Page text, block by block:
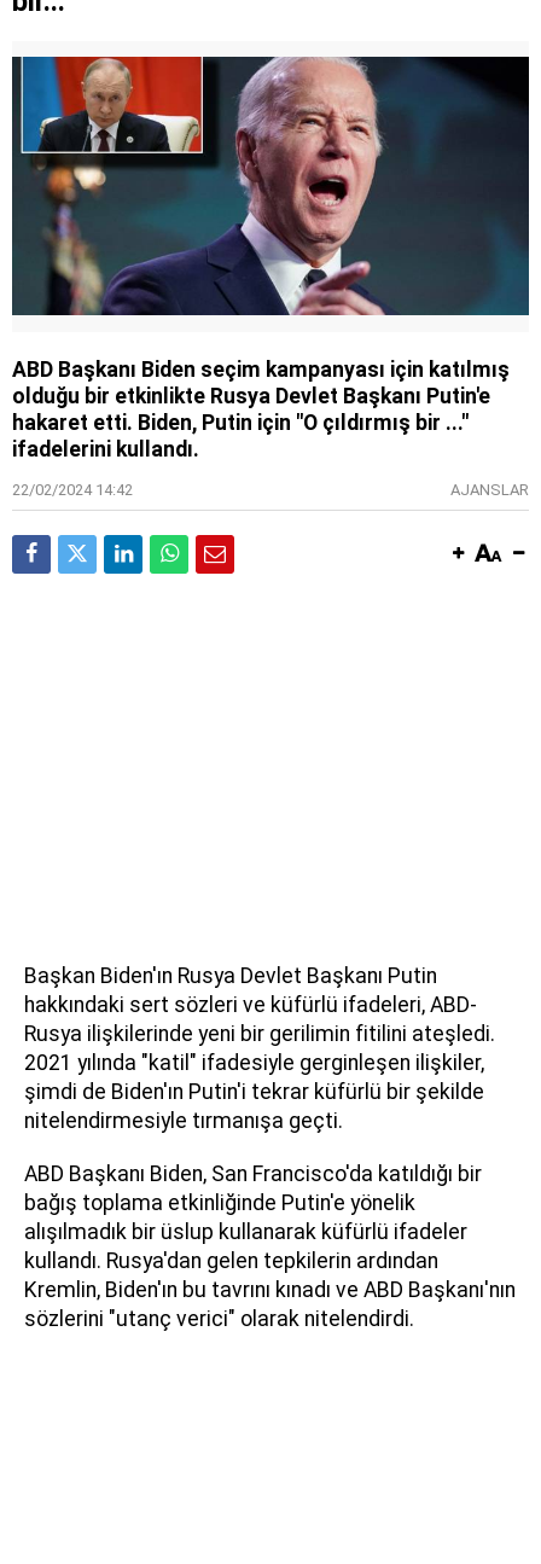
ABD Başkanı Biden seçim kampanyası için katılmış
olduğu bir etkinlikte Rusya Devlet Başkanı Putin'e
hakaret etti. Biden, Putin için "O çıldırmış bir ..."
ifadelerini kullandı.
22/02/2024 14:42 AJANSLAR
Başkan Biden'ın Rusya Devlet Başkanı Putin
hakkındaki sert sözleri ve küfürlü ifadeleri, ABD-
Rusya ilişkilerinde yeni bir gerilimin fitilini ateşledi.
2021 yılında "katil" ifadesiyle gerginleşen ilişkiler,
şimdi de Biden'ın Putin'i tekrar küfürlü bir şekilde
nitelendirmesiyle tırmanışa geçti.
ABD Başkanı Biden, San Francisco'da katıldığı bir
bağış toplama etkinliğinde Putin'e yönelik
alışılmadık bir üslup kullanarak küfürlü ifadeler
kullandı. Rusya'dan gelen tepkilerin ardından
Kremlin, Biden'ın bu tavrını kınadı ve ABD Başkanı'nın
sözlerini "utanç verici" olarak nitelendirdi.